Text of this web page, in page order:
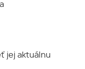
jej aktuálnu